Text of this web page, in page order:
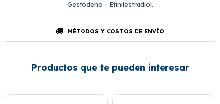
Gestodeno - Etinilestradiol.
MÉTODOS Y COSTOS DE ENVÍO
Productos que te pueden interesar